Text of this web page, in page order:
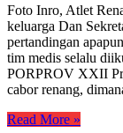
Foto Inro, Atlet
keluarga Dan
pertandingan
tim medis selalu
PORPROV XXII
cabor renang,
Read More »